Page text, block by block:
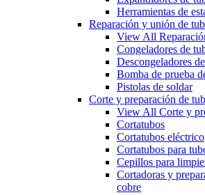
Herramientas de
Reparación y unión de
View All
Congeladores de
Descongeladores
Bomba de prueba
Pistolas de soldar
Corte y preparación de
View All Corte y
Cortatubos
Cortatubos eléctrico
Cortatubos para
Cepillos para
Cortadoras y
cobre